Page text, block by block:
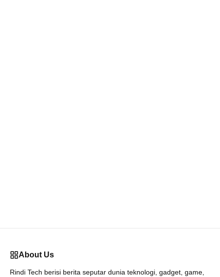
About Us
Rindi Tech berisi berita seputar dunia teknologi, gadget, game,